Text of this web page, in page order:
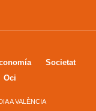
Societat
Oci
A VALÈNCIA